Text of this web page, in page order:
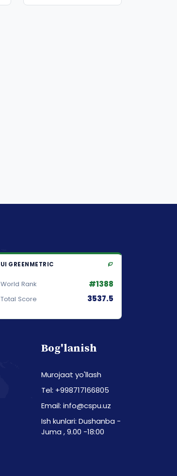
UI GREENMETRIC
World Rank #1388
Total Score 3537.5
Bog'lanish
Murojaat yo'llash
Tel: +998717166805
Email: info@cspu.uz
Ish kunlari: Dushanba -
Juma , 9.00 -18:00